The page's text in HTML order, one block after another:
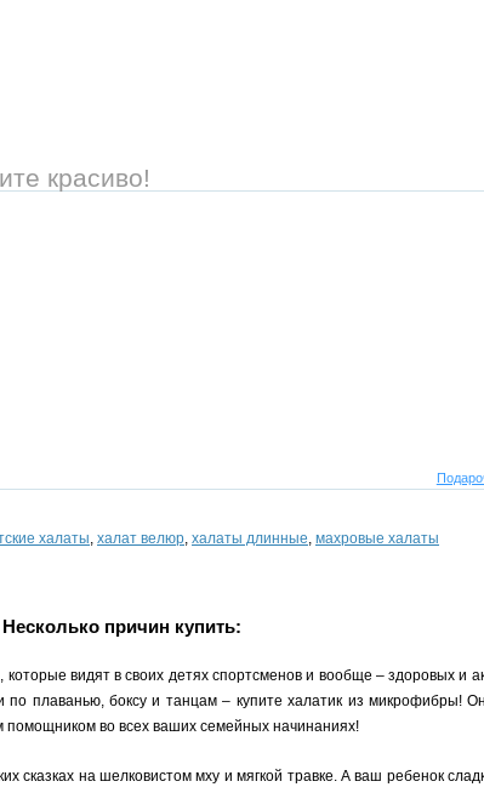
красиво!
халаты, халат велюр, халаты длинные, махровые халаты
Несколько причин купить:
видят в своих детях спортсменов и вообще – здоровых и
плаванью, боксу и танцам – купите халатик из микрофибры!
помощником во всех ваших семейных начинаниях!
сказках на шелковистом мху и мягкой травке. А ваш ребенок